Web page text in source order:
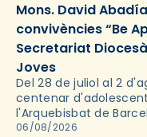
Mons. David
convivències “Be
Secretariat
Joves
Del 28 de juliol al 2
centenar
l'Arquebisbat de
les convivències Be
06/08/2026